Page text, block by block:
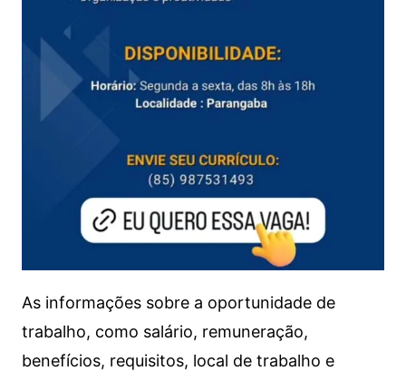
As informações sobre a oportunidade de
trabalho, como salário, remuneração,
benefícios, requisitos, local de trabalho e